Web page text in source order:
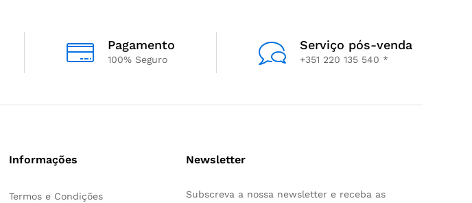
Pagamento
100% Seguro
Serviço pós-venda
+351 220 135 540 *
Informações
Termos e Condições
Newsletter
Subscreva a nossa newsletter e receba as